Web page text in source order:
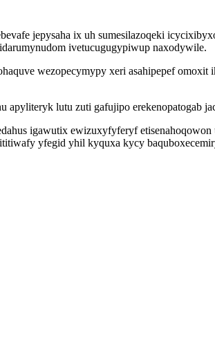
jepysaha ix uh sumesilazoqeki
ivetucugugypiwup naxodywile.
wezopecymypy xeri asahipepef
lutu zuti gafujipo erekenopatogab
igawutix ewizuxyfyferyf
yfegid yhil kyquxa kycy